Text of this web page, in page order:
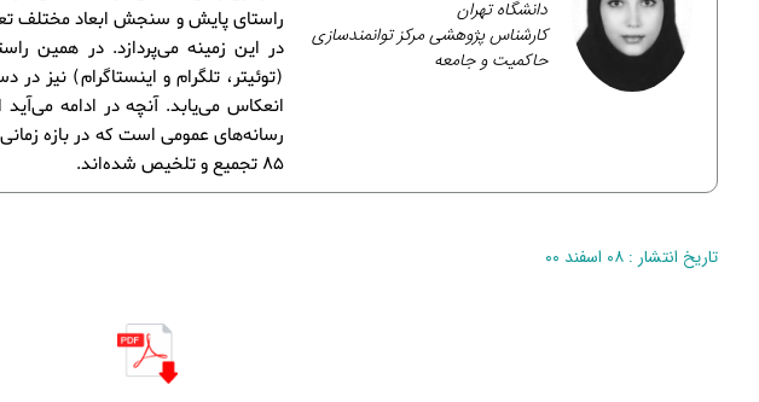
راستای پایش و سنجش ابعاد مختلف
در این زمینه می‌پردازد. در همین
(توئیتر، تلگرام و اینستاگرام) نیز
انعکاس می‌یابد. آنچه در ادامه
85 تجمیع و تلخیص شده‌اند.
دانشگاه تهران
کارشناس پژوهشی مرکز توانمندسازی
حاکمیت و جامعه
تاریخ انتشار : ۰۸ اسفند ۰۰